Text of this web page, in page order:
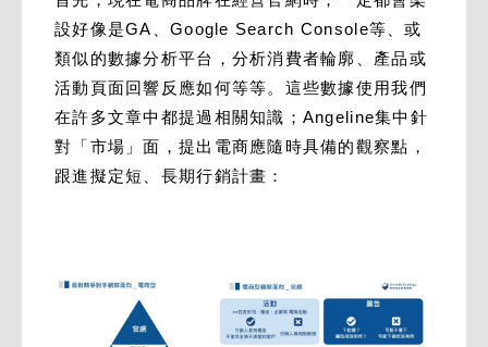
設好像是GA、Google Search Console等、或
類似的數據分析平台，分析消費者輪廓、產品或
活動頁面回響反應如何等等。這些數據使用我們
在許多文章中都提過相關知識；Angeline集中針
對「市場」面，提出電商應隨時具備的觀察點，
跟進擬定短、長期行銷計畫：